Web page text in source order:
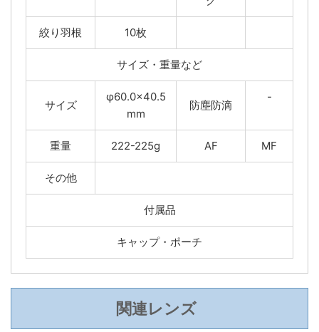
絞り羽根 10枚
サイズ・重量など
サイズ
φ60.0×40.5
mm
防塵防滴
-
重量 222-225g AF MF
その他
付属品
キャップ・ポーチ
MTFチャート
レンズ構成図関連レンズ